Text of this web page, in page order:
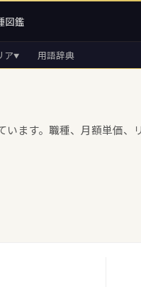
図鑑
ア▼ 用語辞典
ます。職種、月額単価、